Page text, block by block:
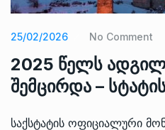
25/02/2026 No Comment
2025 წელს
შემცირდა –
საქსტატის ოფიციალური